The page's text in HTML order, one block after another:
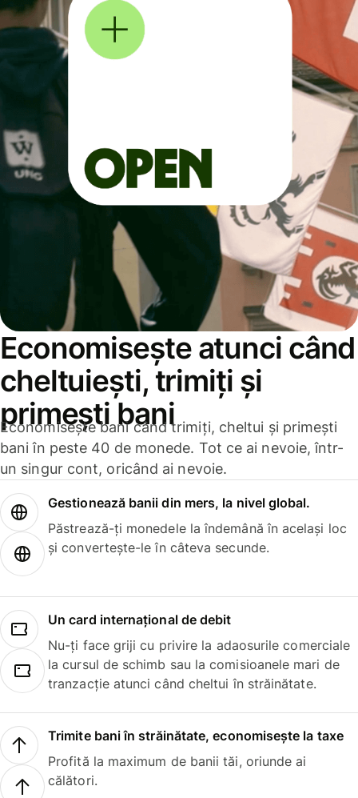
Economisește atunci când
cheltuiești, trimiți și
primești bani
Economisește bani când trimiți, cheltui și primești
bani în peste 40 de monede. Tot ce ai nevoie, într-
un singur cont, oricând ai nevoie.
Gestionează banii din mers, la nivel global.
Păstrează-ți monedele la îndemână în același loc
și convertește-le în câteva secunde.
Un card internațional de debit
Nu-ți face griji cu privire la adaosurile comerciale
la cursul de schimb sau la comisioanele mari de
tranzacție atunci când cheltui în străinătate.
Trimite bani în străinătate, economisește la taxe
Profită la maximum de banii tăi, oriunde ai
călători.